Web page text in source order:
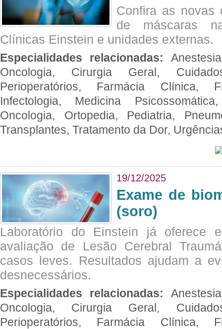
Confira as novas
de máscaras
Clínicas Einstein e unidades externas.
Especialidades relacionadas:
Oncologia, Cirurgia Geral,
Perioperatórios, Farmácia Clínica,
Infectologia, Medicina
Oncologia, Ortopedia, Pediatria,
Transplantes, Tratamento da Dor,
19/12/2025
Exame de
(soro)
Laboratório do Einstein já oferece
avaliação de Lesão Cerebral
casos leves. Resultados ajudam a
desnecessários.
Especialidades relacionadas:
Oncologia, Cirurgia Geral,
Perioperatórios, Farmácia Clínica,